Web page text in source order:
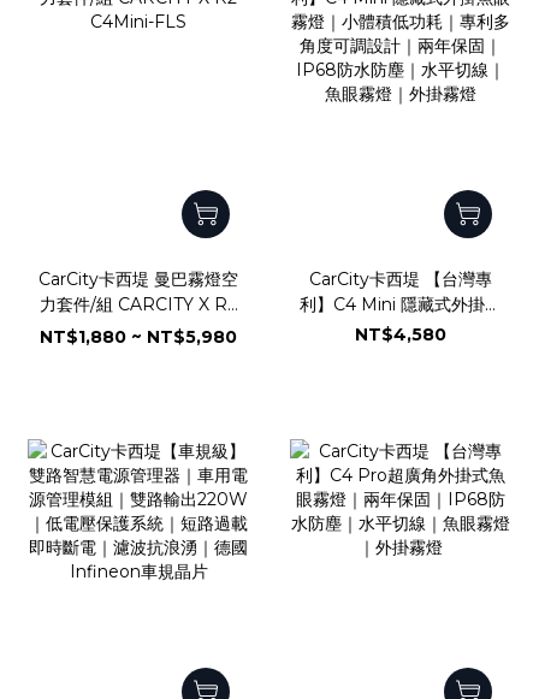
CarCity卡西堤 曼巴霧燈空
力套件/組 CARCITY X R2
C4Mini-FLS
NT$1,880 ~ NT$5,980
CarCity卡西堤 【台灣專
利】C4 Mini 隱藏式外掛魚
眼霧燈｜小體積低功耗｜專
NT$4,580